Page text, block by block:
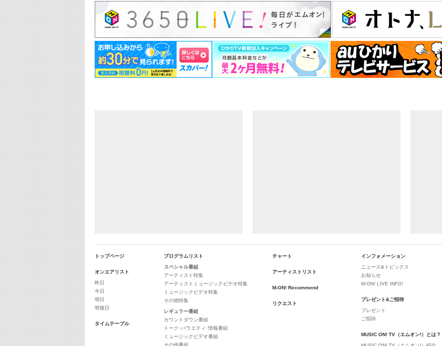
トップページ
オンエアリスト
昨日
今日
明日
明後日
タイムテーブル
プログラムリスト
スペシャル番組
アーティスト特集
アーティストミュージックビデオ特集
ミュージックビデオ特集
その他特集
レギュラー番組
カウントダウン番組
トーク･バラエティ･情報番組
ミュージックビデオ番組
その他番組
チャート
アーティストリスト
M-ON! Recommend
リクエスト
インフォメーション
ニュース&トピックス
お知らせ
M-ON! LIVE INFO!
プレゼント&ご招待
プレゼント
ご招待
MUSIC ON! TV（エムオン!）とは？